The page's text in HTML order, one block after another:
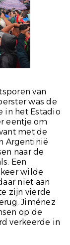
van
was de
in het Estadio
eentje om
met de
Argentinië
naar de
Een
wilde
niet aan
zijn vierde
Jiménez
op de
verkeerde in